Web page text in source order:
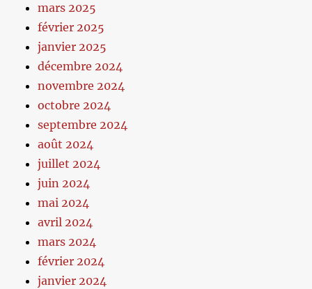
mars 2025
février 2025
janvier 2025
décembre 2024
novembre 2024
octobre 2024
septembre 2024
août 2024
juillet 2024
juin 2024
mai 2024
avril 2024
mars 2024
février 2024
janvier 2024